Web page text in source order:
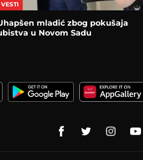
VESTI
mladić zbog pokušaja
u Novom Sadu